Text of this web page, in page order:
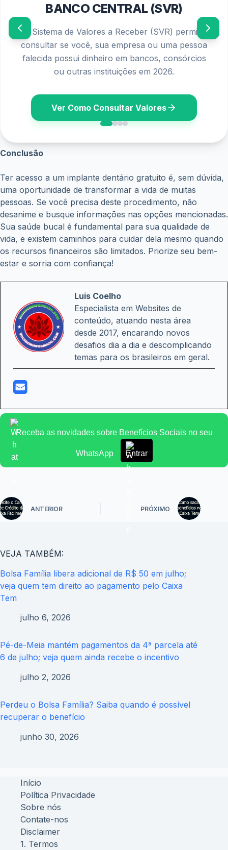
BANCO CENTRAL (SVR)
O Sistema de Valores a Receber (SVR) permite
consultar se você, sua empresa ou uma pessoa
falecida possui dinheiro em bancos, consórcios
ou outras instituições em 2026.
Ver Como Consultar Valores
Conclusão
Ter acesso a um implante dentário gratuito é, sem dúvida,
uma oportunidade de transformar a vida de muitas
pessoas. Se você precisa deste procedimento, não
desanime e busque informações nas opções mencionadas.
Sua saúde bucal é fundamental para sua qualidade de
vida, e existem caminhos para cuidar dela mesmo quando
os recursos financeiros são limitados. Priorize seu bem-
estar e sorria com confiança!
Luis Coelho
Especialista em Websites de
conteúdo, atuando nesta área
desde 2017, encarando novos
desafios dia a dia e descomplicando
temas para os brasileiros em geral.
Receba as novidades sobre Benefícios Sociais no seu
WhatsApp Entrar
ANTERIOR PRÓXIMO
VEJA TAMBÉM:
Bolsa Família libera adicional de R$ 50 em julho;
veja quem tem direito ao pagamento pelo Caixa
Tem
julho 6, 2026
Pé-de-Meia mantém pagamentos da 4ª parcela até
6 de julho; veja quem ainda recebe o incentivo
julho 2, 2026
Perdeu o Bolsa Família? Saiba quando é possível
recuperar o benefício
junho 30, 2026
Início
Política Privacidade
Sobre nós
Contate-nos
Disclaimer
1. Termos